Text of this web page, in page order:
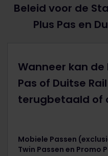
Beleid voor de
Plus Pas en
Wanneer kan de
Pas of Duitse
terugbetaald of
Mobiele Passen
Twin Passen en Promo